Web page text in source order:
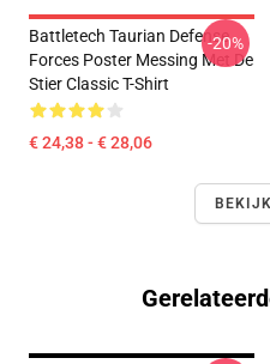
Battletech Taurian Defense
Forces Poster Messing Met De
Stier Classic T-Shirt
€ 24,38 - € 28,06
-20%